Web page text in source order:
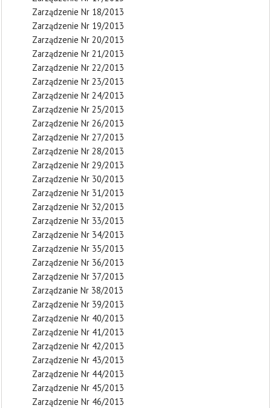
Zarządzenie Nr 18/2013
Zarządzenie Nr 19/2013
Zarządzenie Nr 20/2013
Zarządzenie Nr 21/2013
Zarządzenie Nr 22/2013
Zarządzenie Nr 23/2013
Zarządzenie Nr 24/2013
Zarządzenie Nr 25/2013
Zarządzenie Nr 26/2013
Zarządzenie Nr 27/2013
Zarządzenie Nr 28/2013
Zarządzenie Nr 29/2013
Zarządzenie Nr 30/2013
Zarządzenie Nr 31/2013
Zarządzenie Nr 32/2013
Zarządzenie Nr 33/2013
Zarządzenie Nr 34/2013
Zarządzenie Nr 35/2013
Zarządzenie Nr 36/2013
Zarządzenie Nr 37/2013
Zarządzanie Nr 38/2013
Zarządzenie Nr 39/2013
Zarządzenie Nr 40/2013
Zarządzenie Nr 41/2013
Zarządzenie Nr 42/2013
Zarządzenie Nr 43/2013
Zarządzenie Nr 44/2013
Zarządzenie Nr 45/2013
Zarządzenie Nr 46/2013